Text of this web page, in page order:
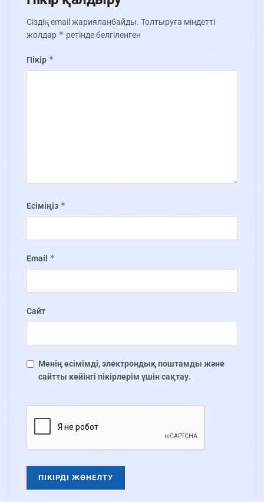
Сіздің email жарияланбайды. Толтыруға міндетті
жолдар * ретінде белгіленген
Пікір *
Есіміңіз *
Email *
Сайт
Менің есімімді, электрондық поштамды және
сайтты кейінгі пікірлерім үшін сақтау.